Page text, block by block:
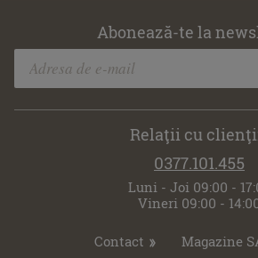
Abonează-te la
Relaţii cu
0377.101.455
Luni - Joi 09:00 -
Vineri 09:00 -
Contact Magazine